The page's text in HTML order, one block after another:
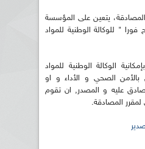
يتعين على المؤسسة
فورا " للوكالة الوطنية للمواد
الوكالة الوطنية للمواد
بالأمن الصحي و الأداء و او
عليه و المصدر, ان تقوم
المصادقة.